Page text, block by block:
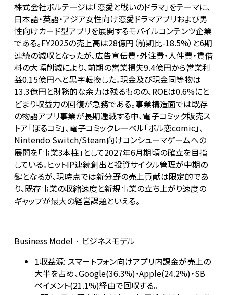
株式会社ボルテージは「恋愛と戦いのドラマ」をテーマに、
日本語・英語・アジア女性向け恋愛ドラマアプリおよび男
性向けカード型アプリを展開するモバイルコンテンツ企業
である。FY2025の売上高は28億円（前期比-18.5%）と6期
連続の減収となったが、広告宣伝費・外注費・人件費・賃借
料の大幅削減により、前期の営業損失9.4億円から営業利
益0.15億円へと黒字転換した。現金及び現金同等物は
13.3億円と財務的な余力は残るものの、ROEは0.6%にと
どまり収益力の回復が急務である。事業構造面では既存
の物語アプリ事業が長期逓減する中、電子コミック販売ス
トア「ぼるコミ」、電子コミックレーベル「ボル恋comic」、
Nintendo Switch/Steam向けコンシューマゲームへの
展開を「事業3本柱」として2027年6月期頃の確立を目指
している。ヒットIP連続創出と投資サイクル管理が中期の
鍵となるが、現時点では新分野の売上貢献は限定的であ
り、既存事業の収縮速度と新規事業の立ち上がり速度の
ギャップが最大の経営課題といえる。
Business Model · ビジネスモデル
1収益源: スマートフォン向けアプリ内課金が売上の
大半を占め、Google(36.3%)・Apple(24.2%)・SB
ペイメント(21.1%)経由で回収する。